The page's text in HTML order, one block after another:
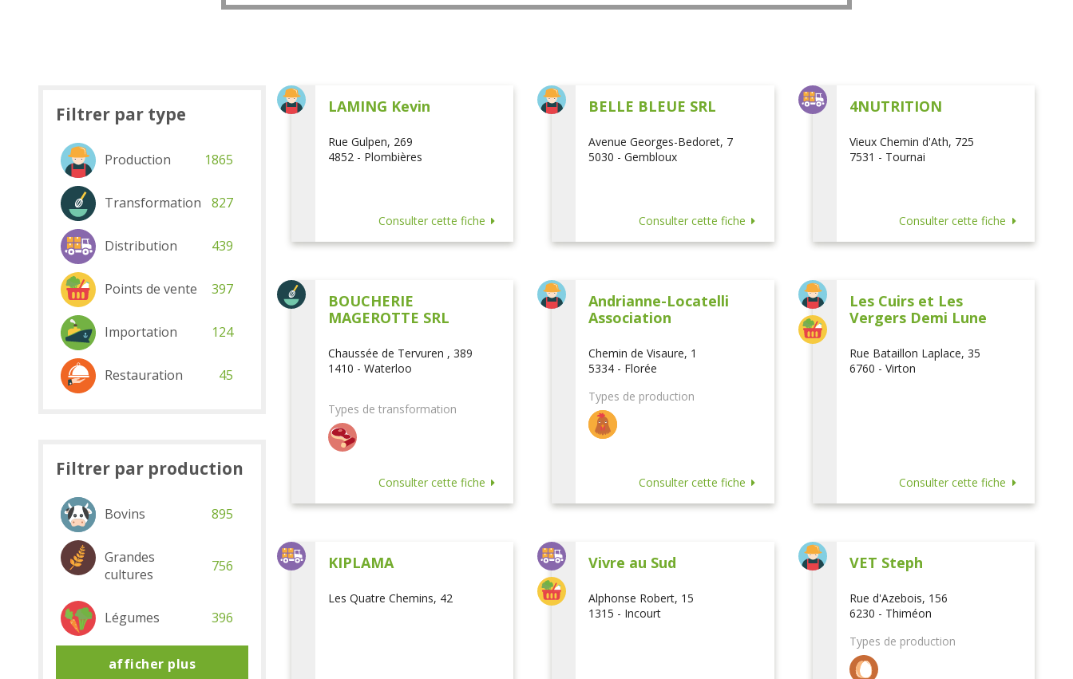
LAMING Kevin
Rue Gulpen, 269
4852 - Plombières
Consulter cette fiche
BELLE BLEUE SRL
Avenue Georges-Bedoret, 7
5030 - Gembloux
Consulter cette fiche
4NUTRITION
Vieux Chemin d'Ath, 725
7531 - Tournai
Consulter cette fiche
BOUCHERIE
MAGEROTTE SRL
Chaussée de Tervuren , 389
1410 - Waterloo
Types de transformation
Consulter cette fiche
Andrianne-Locatelli
Association
Chemin de Visaure, 1
5334 - Florée
Types de production
Consulter cette fiche
Les Cuirs et Les
Vergers Demi Lune
Rue Bataillon Laplace, 35
6760 - Virton
Consulter cette fiche
KIPLAMA
Les Quatre Chemins, 42
Vivre au Sud
Alphonse Robert, 15
1315 - Incourt
VET Steph
Rue d'Azebois, 156
6230 - Thiméon
Types de production
Filtrer par type
Production 1865
Transformation 827
Distribution 439
Points de vente 397
Importation 124
Restauration 45
Filtrer par production
Bovins 895
Grandes
cultures
756
Légumes 396
afficher plus